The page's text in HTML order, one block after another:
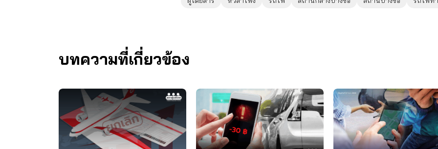
บทความที่เกี่ยวข้อง